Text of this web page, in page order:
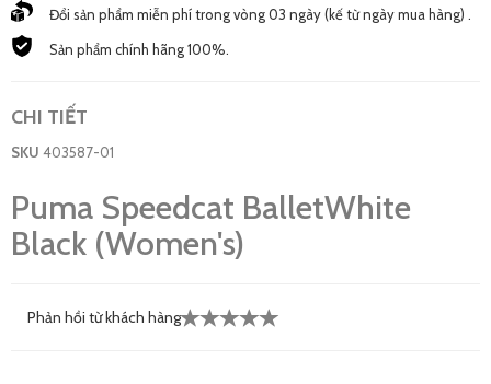
Đổi sản phẩm miễn phí trong vòng 03 ngày (kế từ ngày mua hàng) .
Sản phẩm chính hãng 100%.
CHI TIẾT
SKU 403587-01
Puma Speedcat BalletWhite
Black (Women's)
Phản hồi từ khách hàng